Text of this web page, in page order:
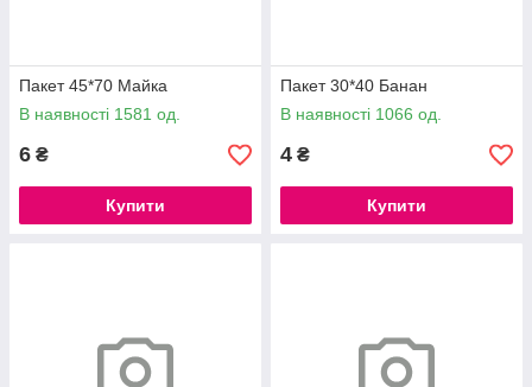
Пакет 45*70 Майка
В наявності 1581 од.
6 ₴
Купити
Пакет 30*40 Банан
В наявності 1066 од.
4 ₴
Купити